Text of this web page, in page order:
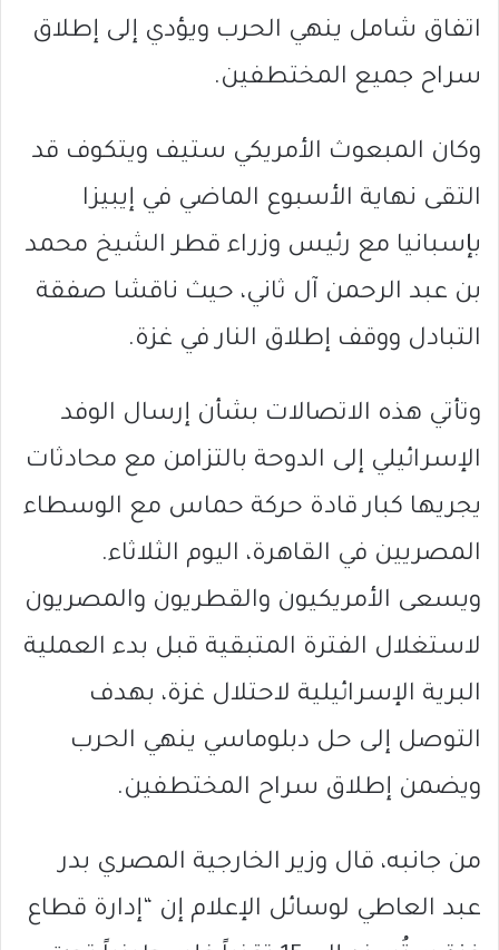
اتفاق شامل ينهي الحرب ويؤدي إلى إطلاق
سراح جميع المختطفين.
وكان المبعوث الأمريكي ستيف ويتكوف قد
التقى نهاية الأسبوع الماضي في إيبيزا
بإسبانيا مع رئيس وزراء قطر الشيخ محمد
بن عبد الرحمن آل ثاني، حيث ناقشا صفقة
التبادل ووقف إطلاق النار في غزة.
وتأتي هذه الاتصالات بشأن إرسال الوفد
الإسرائيلي إلى الدوحة بالتزامن مع محادثات
يجريها كبار قادة حركة حماس مع الوسطاء
المصريين في القاهرة، اليوم الثلاثاء.
ويسعى الأمريكيون والقطريون والمصريون
لاستغلال الفترة المتبقية قبل بدء العملية
البرية الإسرائيلية لاحتلال غزة، بهدف
التوصل إلى حل دبلوماسي ينهي الحرب
ويضمن إطلاق سراح المختطفين.
من جانبه، قال وزير الخارجية المصري بدر
عبد العاطي لوسائل الإعلام إن “إدارة قطاع